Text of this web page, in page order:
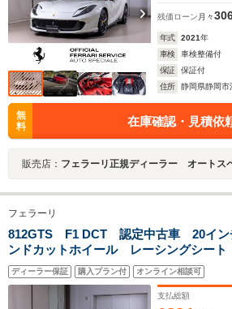
残価ローン 月々
年式 2021年
車検
車検整備付
保証
保証付
住所
静岡県静岡市
無
料
在庫確認・見積依
販売店： フェラーリ正規ディーラー オートスペチアーレＡＬ
フェラーリ
812GTS F1 DCT 認定中古車 20イン
ンドカットホイール レーシングシー
ンリフター カーボン(LED付ステアリ
ンパー リヤバンパー アンダードアト
ディーラー保証 購入プラン付 オンライン相談可
支払総額